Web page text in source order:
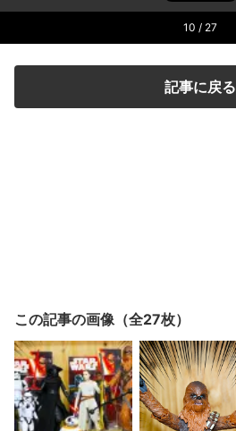
10 / 27
記事に戻る
この記事の画像（全27枚）